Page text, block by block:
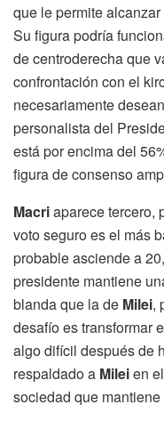
que le permite
Su figura podría
de centroderecha que
confrontación con el
necesariamente
personalista del
está por encima del
figura de consenso
Macriaparece tercero,
voto seguro es el más
probable asciende a
presidente mantiene
blanda que la de Milei,
desafío es transformar
algo difícil después de
respaldado a Mileien
sociedad que